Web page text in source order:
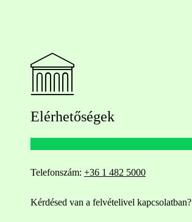
Elérhetőségek
Telefonszám: +36 1 482 5000
Kérdésed van a felvételivel kapcsolatban?